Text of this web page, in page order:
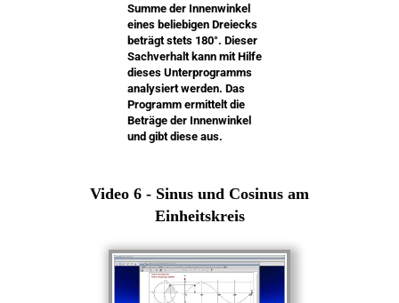
Summe der Innenwinkel
eines beliebigen Dreiecks
beträgt stets 180°. Dieser
Sachverhalt kann mit Hilfe
dieses Unterprogramms
analysiert werden. Das
Programm ermittelt die
Beträge der Innenwinkel
und gibt diese aus.
Video 6 - Sinus und Cosinus am
Einheitskreis